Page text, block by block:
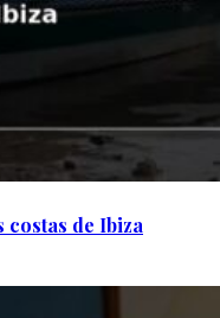
costas de Ibiza